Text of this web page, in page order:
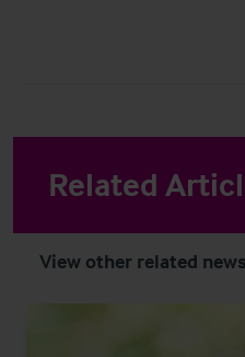
Related
View other related